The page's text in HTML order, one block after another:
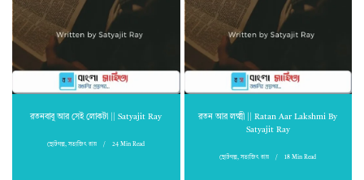
রতনবাবু আর সেই লোকটা || Satyajit Ray
ছোটগল্প,সত্যজিৎ রায় 24 Min Read
রতন আর লক্ষ্মী || Ratan Aar Lakshmi By
Satyajit Ray
ছোটগল্প,সত্যজিৎ রায় 18 Min Read